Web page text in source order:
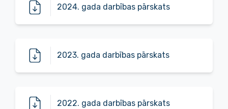
2024. gada darbības pārskats
2023. gada darbības pārskats
2022. gada darbības pārskats